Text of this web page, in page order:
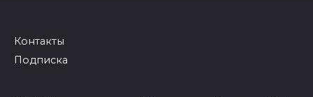
Контакты
Подписка